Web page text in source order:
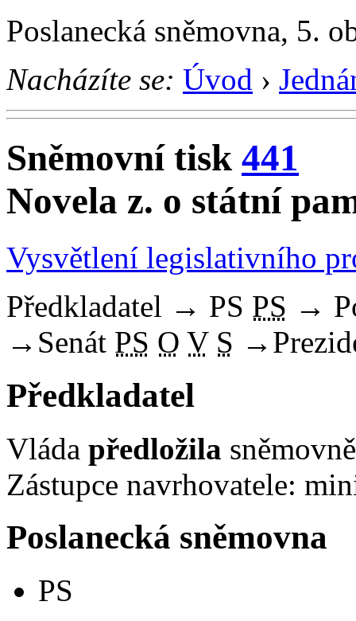
Poslanecká sněmovna, 5.
Nacházíte se: Úvod ›
Sněmovní tisk 441
Novela z. o státní
Vysvětlení legislativního
Předkladatel → PS PS →
→ Senát PS O V S →
Předkladatel
Vláda předložila
Zástupce navrhovatele:
Poslanecká sněmovna
PS